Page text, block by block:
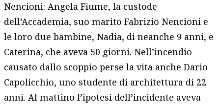
Nencioni: Angela Fiume, la custode
dell’Accademia, suo marito Fabrizio Nencioni e
le loro due bambine, Nadia, di neanche 9 anni, e
Caterina, che aveva 50 giorni. Nell’incendio
causato dallo scoppio perse la vita anche Dario
Capolicchio, uno studente di architettura di 22
anni. Al mattino l’ipotesi dell’incidente aveva